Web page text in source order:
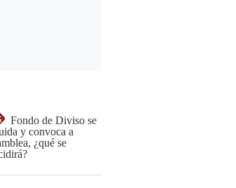
Fondo de Diviso se
y convoca a
¿qué se